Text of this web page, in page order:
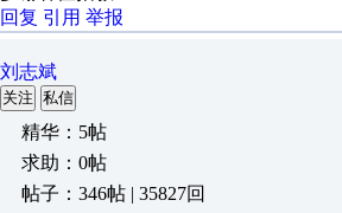
回复 引用 举报
刘志斌
关注 私信
精华：5帖
求助：0帖
帖子：346帖 | 35827回